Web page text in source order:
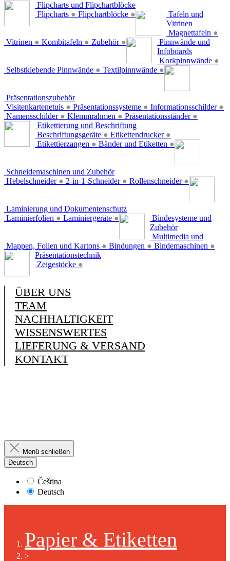
Flipcharts und Flipchartblöcke
Flipcharts ● Flipchartblöcke ●
Tafeln und
Vitrinen
Magnettafeln ●
Vitrinen ● Kombitafeln ● Zubehör ●
Pinnwände und
Infoboards
Korkpinnwände ●
Selbstklebende Pinnwände ● Textilpinnwände ●
Präsentationszubehör
Visitenkartenetuis ● Präsentationssysteme ● Informationsschilder ●
Namensschilder ● Klemmrahmen ● Präsentationsständer ●
Etikettierung und Beschriftung
Beschriftungsgeräte ● Etikettendrucker ●
Etikettierzangen ● Bänder und Etiketten ●
Schneidemaschinen und Zubehör
Hebelschneider ● 2-in-1-Schneider ● Rollenschneider ●
Laminierung und Dokumentenschutz
Laminierfolien ● Laminiergeräte ●
Bindesysteme und
Zubehör
Mappen, Folien und Kartons ● Bindungen ● Bindemaschinen ●
Multimedia und
Präsentationstechnik
Zeigestöcke ●
ÜBER UNS
TEAM
NACHHALTIGKEIT
WISSENSWERTES
LIEFERUNG & VERSAND
KONTAKT
Menü schließen
Deutsch
Čeština
Deutsch
Papier & Etiketten
>